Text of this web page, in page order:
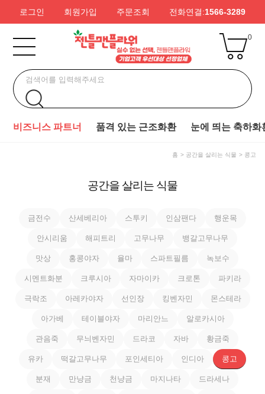
로그인 회원가입 주문조회 전화연결:1566-3289
0
비즈니스 파트너 품격 있는 근조화환 눈에 띄는 축하화
홈 공간을 살리는 식물 콩고
공간을 살리는 식물
금전수 산세베리아 스투키 인삼팬다 행운목
안시리움 해피트리 고무나무 뱅갈고무나무
맛상 홍콩야자 율마 스파트필름 녹보수
시멘트화분 크루시아 자마이카 크로톤 파키라
극락조 아레카야자 선인장 킹벤자민 몬스테라
아가베 테이블야자 마리안느 알로카시아
관음죽 무늬벤자민 드라코 자바 황금죽
유카 떡갈고무나무 포인세티아 인디아 콩고
분재 만냥금 천냥금 마지나타 드라세나